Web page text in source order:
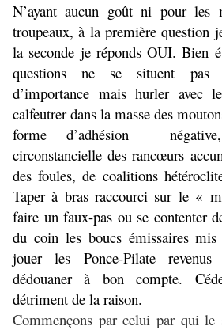
N’ayant aucun goût ni pour les
troupeaux, à la première question
la seconde je réponds OUI. Bien
questions ne se situent pas
d’importance mais hurler avec
calfeutrer dans la masse des
forme d’adhésion
circonstancielle des rancœurs
des foules, de coalitions
Taper à bras raccourci sur le «
faire un faux-pas ou se contenter
du coin les boucs émissaires
jouer les Ponce-Pilate
dédouaner à bon compte.
détriment de la raison.
Commençons par celui par qui le